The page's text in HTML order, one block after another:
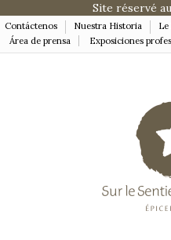
Site réservé
Contáctenos Nuestra Historia
Área de prensa
Exposiciones